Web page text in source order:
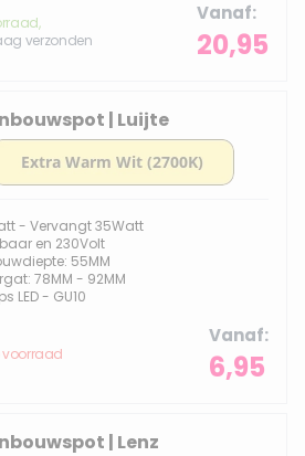
verzonden
Vanaf
20,95
| Luijte
- Vervangt 35Watt
en 230Volt
55MM
78MM - 92MM
LED - GU10
voorraad
Vanaf
6,95
| Lenz